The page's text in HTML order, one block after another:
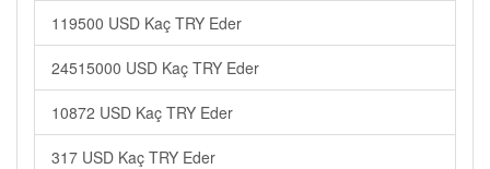
119500 USD Kaç TRY Eder
24515000 USD Kaç TRY Eder
10872 USD Kaç TRY Eder
317 USD Kaç TRY Eder